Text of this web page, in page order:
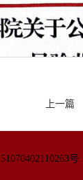
上一篇
51070402110263号